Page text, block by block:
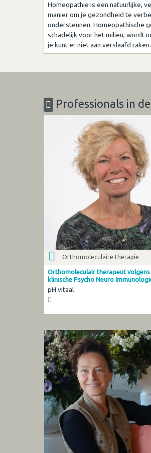
Homeopathie is een natuurlijke,
manier om je gezondheid te
ondersteunen. Homeopathische
schadelijk voor het milieu, wordt
je kunt er niet aan verslaafd raken.
Professionals in
Orthomoleculaire therapie
Orthomoleculair therapeut volgens
klinische Psycho Neuro
pH vitaal